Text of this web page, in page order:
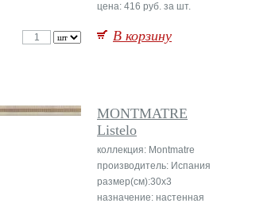
цена: 416 руб. за шт.
В корзину
MONTMATRE
Listelo
коллекция: Montmatre
производитель: Испания
размер(см):30x3
назначение: настенная